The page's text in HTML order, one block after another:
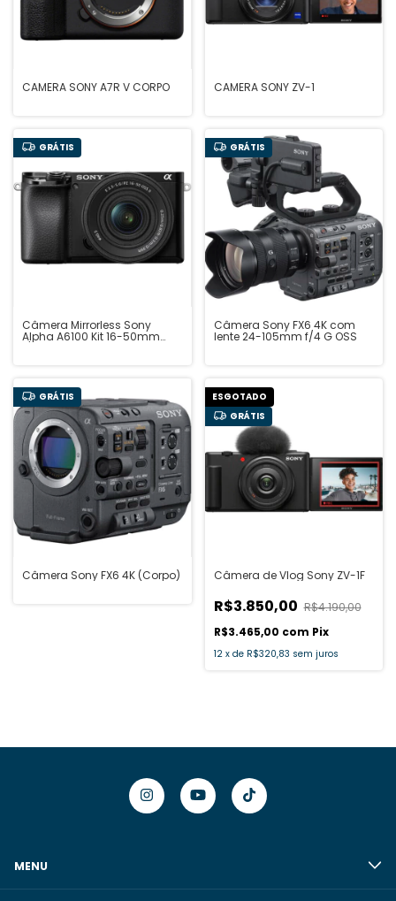
CAMERA SONY A7R V CORPO CAMERA SONY ZV-1
GRÁTIS
Câmera Mirrorless Sony
Alpha A6100 Kit 16-50mm
GRÁTIS
Câmera Sony FX6 4K com
lente 24-105mm f/4 G OSS
GRÁTIS
Câmera Sony FX6 4K (Corpo)
ESGOTADO
GRÁTIS
Câmera de Vlog Sony ZV-1F
R$3.850,00 R$4.190,00
R$3.465,00 com Pix
12 x de R$320,83 sem juros
MENU